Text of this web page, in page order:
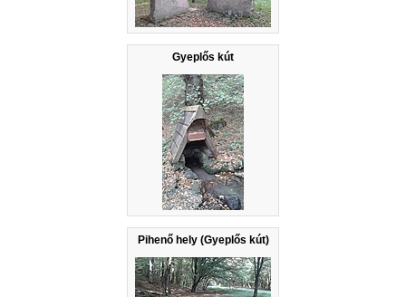
Gyeplős kút
Pihenő hely (Gyeplős kút)